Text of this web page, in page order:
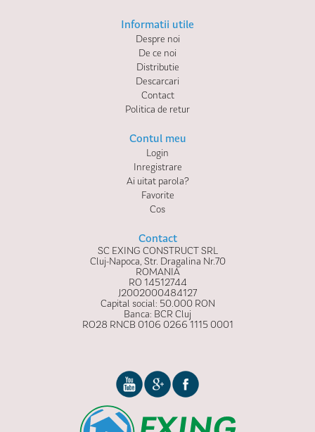
Informatii utile
Despre noi
De ce noi
Distributie
Descarcari
Contact
Politica de retur
Contul meu
Login
Inregistrare
Ai uitat parola?
Favorite
Cos
Contact
SC EXING CONSTRUCT SRL
Cluj-Napoca, Str. Dragalina Nr.70
ROMANIA
RO 14512744
J2002000484127
Capital social: 50.000 RON
Banca: BCR Cluj
RO28 RNCB 0106 0266 1115 0001